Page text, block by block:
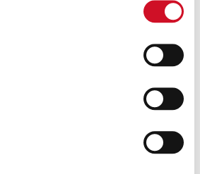
von 50 Euro wird deine